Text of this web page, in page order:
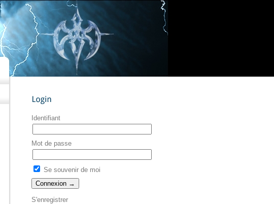
Identifiant
Mot de passe
Se souvenir de moi
S'enregistrer